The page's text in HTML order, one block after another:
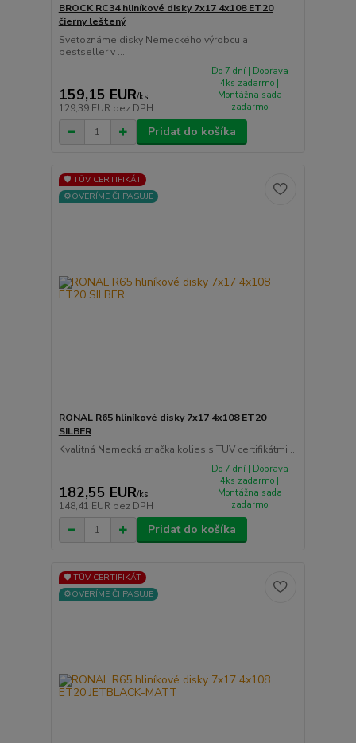
BROCK RC34 hliníkové disky 7x17 4x108 ET20
čierny leštený
Svetoznáme disky Nemeckého výrobcu a
bestseller v ...
159,15 EUR/ks
129,39 EUR bez DPH
Do 7 dní | Doprava
4ks zadarmo |
Montážna sada
zadarmo
Pridať do košíka
🛡️ TÜV CERTIFIKÁT
⚙️OVERÍME ČI PASUJE
RONAL R65 hliníkové disky 7x17 4x108 ET20
SILBER
Kvalitná Nemecká značka kolies s TUV certifikátmi ...
182,55 EUR/ks
148,41 EUR bez DPH
Do 7 dní | Doprava
4ks zadarmo |
Montážna sada
zadarmo
Pridať do košíka
🛡️ TÜV CERTIFIKÁT
⚙️OVERÍME ČI PASUJE